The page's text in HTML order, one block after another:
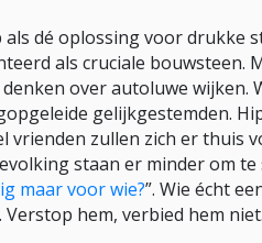
dé oplossing voor drukke
als cruciale bouwsteen.
over autoluwe wijken.
gelijkgestemden.
zullen zich er thuis
staan er minder om
maar voor wie?”. Wie écht
hem, verbied hem niet.